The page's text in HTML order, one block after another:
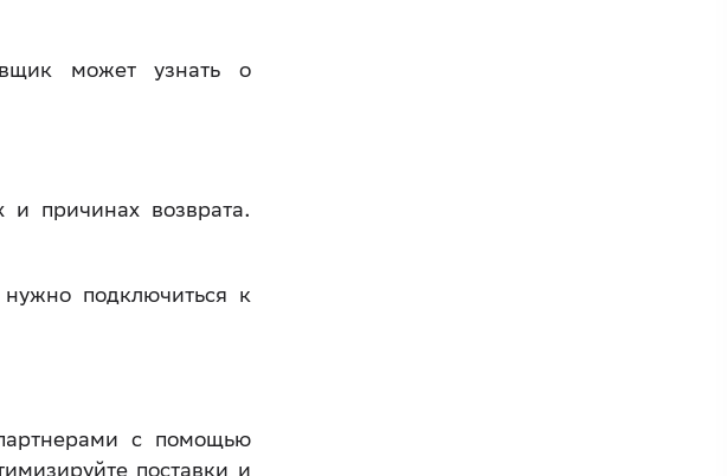
может узнать о
причинах возврата.
подключиться к
с помощью
поставки и